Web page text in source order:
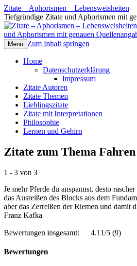
Zitate – Aphorismen – Lebensweisheiten
Tiefgründige Zitate und Aphorismen mit
Menü Zum Inhalt springen
Home
Datenschutzerklärung
Impressum
Zitate Autoren
Zitate Themen
Lieblingszitate
Zitate mit Interpretationen
Philosophie
Lernen und Gehirn
Zitate zum Thema
1 - 3 von 3
Je mehr Pferde du anspannst, desto
das Ausreißen des Blocks aus dem
aber das Zerreißen der Riemen und damit
Franz Kafka
Bewertungen insgesamt: 4.11/5 (9)
Bewertungen